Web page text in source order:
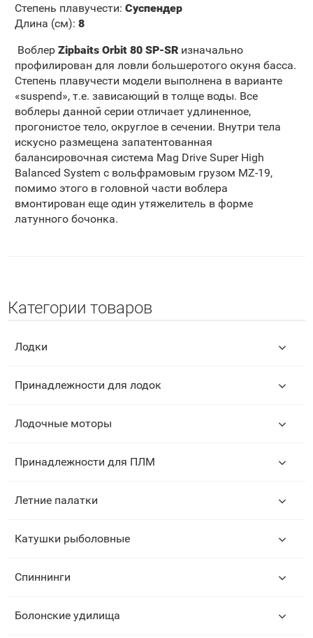
Степень плавучести: Суспендер
Длина (см): 8
Воблер Zipbaits Orbit 80 SP-SRизначально
профилирован для ловли большеротого окуня басса.
Степень плавучести модели выполнена в варианте
«suspend», т.е. зависающий в толще воды. Все
воблеры данной серии отличает удлиненное,
прогонистое тело, округлое в сечении. Внутри тела
искусно размещена запатентованная
балансировочная система Mag Drive Super High
Balanced System с вольфрамовым грузом MZ-19,
помимо этого в головной части воблера
вмонтирован еще один утяжелитель в форме
латунного бочонка.
Категории товаров
Лодки
Принадлежности для лодок
Лодочные моторы
Принадлежности для ПЛМ
Летние палатки
Катушки рыболовные
Спиннинги
Болонские удилища